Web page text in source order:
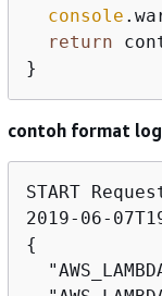
console
return
}
contoh format log
START
{